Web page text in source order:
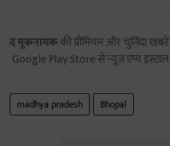
द मूकनायककी प्रीमियम और चुनिंदा
Google Play Store से न्यूज़ एप्प
madhya pradesh Bhopal